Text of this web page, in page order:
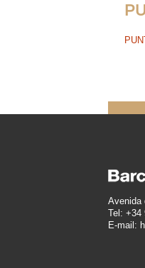
Avenida
Tel: +34
E-mail: